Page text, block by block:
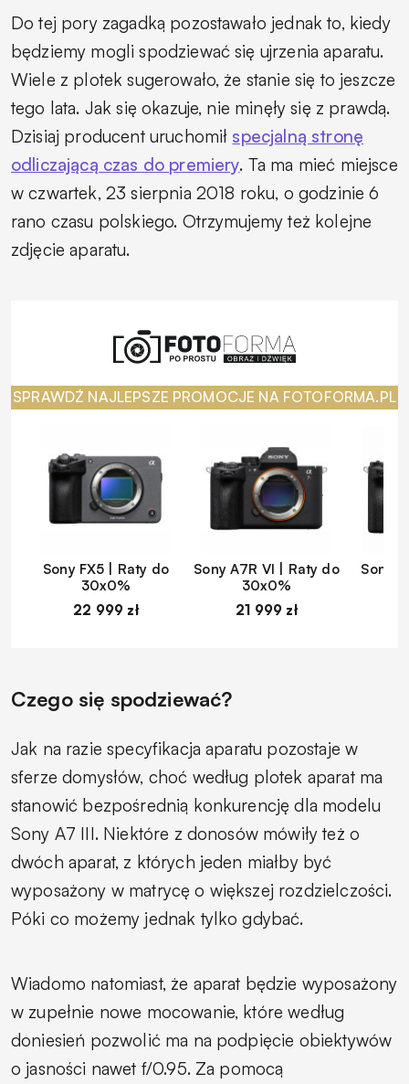
Do tej pory zagadką pozostawało jednak to, kiedy
będziemy mogli spodziewać się ujrzenia aparatu.
Wiele z plotek sugerowało, że stanie się to jeszcze
tego lata. Jak się okazuje, nie minęły się z prawdą.
Dzisiaj producent uruchomił specjalną stronę
odliczającą czas do premiery. Ta ma mieć miejsce
w czwartek, 23 sierpnia 2018 roku, o godzinie 6
rano czasu polskiego. Otrzymujemy też kolejne
zdjęcie aparatu.
SPRAWDŹ NAJLEPSZE PROMOCJE NA FOTOFORMA.PL
Sony FX5 | Raty do
30x0%
22 999 zł
Sony A7R VI | Raty do
30x0%
21 999 zł
Sony
Czego się spodziewać?
Jak na razie specyfikacja aparatu pozostaje w
sferze domysłów, choć według plotek aparat ma
stanowić bezpośrednią konkurencję dla modelu
Sony A7 III. Niektóre z donosów mówiły też o
dwóch aparat, z których jeden miałby być
wyposażony w matrycę o większej rozdzielczości.
Póki co możemy jednak tylko gdybać.
Wiadomo natomiast, że aparat będzie wyposażony
w zupełnie nowe mocowanie, które według
doniesień pozwolić ma na podpięcie obiektywów
o jasności nawet f/0.95. Za pomocą